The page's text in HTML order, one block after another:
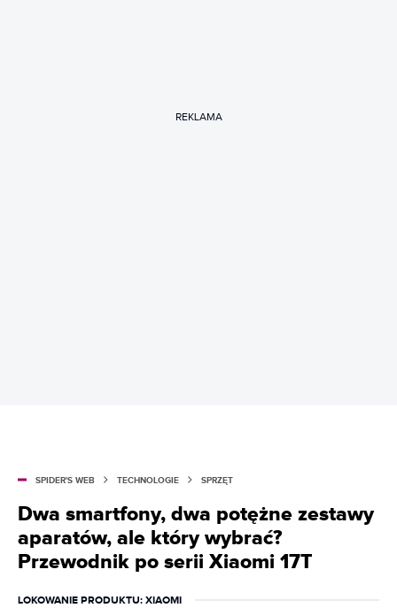
REKLAMA
SPIDER'S WEB TECHNOLOGIE SPRZĘT
Dwa smartfony, dwa potężne zestawy
aparatów, ale który wybrać?
Przewodnik po serii Xiaomi 17T
LOKOWANIE PRODUKTU: XIAOMI